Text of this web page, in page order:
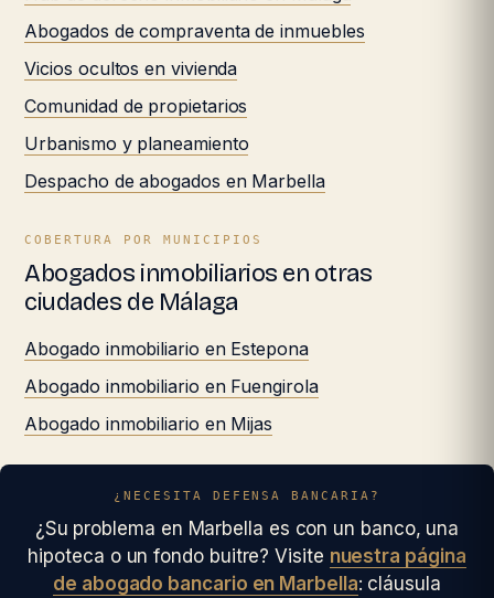
Abogados de compraventa de inmuebles
Vicios ocultos en vivienda
Comunidad de propietarios
Urbanismo y planeamiento
Despacho de abogados en Marbella
COBERTURA POR MUNICIPIOS
Abogados inmobiliarios en otras
ciudades de Málaga
Abogado inmobiliario en Estepona
Abogado inmobiliario en Fuengirola
Abogado inmobiliario en Mijas
¿NECESITA DEFENSA BANCARIA?
¿Su problema en Marbella es con un banco, una
hipoteca o un fondo buitre? Visite nuestra página
de abogado bancario en Marbella: cláusula